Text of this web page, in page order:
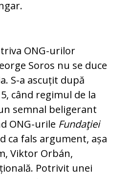
ONG-urilor
Soros nu se duce
S-a ascuțit după
când regimul de la
sem­nal beligerant
ONG-urile Fundaţiei
ca fals ar­gu­ment, așa
Viktor Orbán,
Potrivit unei